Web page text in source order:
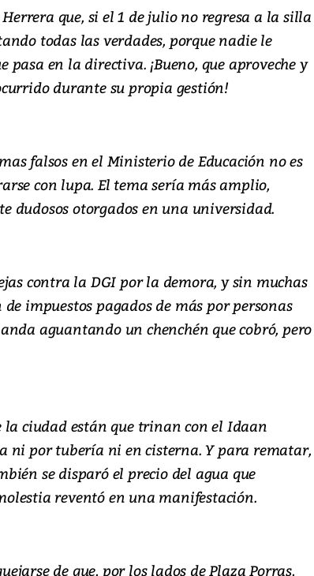
que, si el 1 de julio no regresa a la silla
todas las verdades, porque nadie le
pasa en la directiva. ¡Bueno, que aproveche y
durante su propia gestión!
falsos en el Ministerio de Educación no es
con lupa. El tema sería más amplio,
dudosos otorgados en una universidad.
contra la DGI por la demora, y sin muchas
impuestos pagados de más por personas
aguantando un chenchén que cobró, pero
la ciudad están que trinan con el Idaan
ni por tubería ni en cisterna. Y para rematar,
se disparó el precio del agua que
reventó en una manifestación.
de que, por los lados de Plaza Porras,